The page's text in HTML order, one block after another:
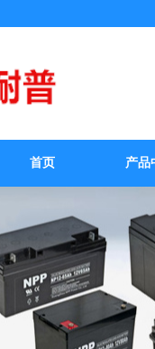
首页 产品